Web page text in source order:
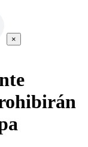
×